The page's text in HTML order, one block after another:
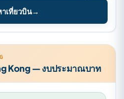
เที่ยวบิน→
Kong — งบประมาณบาท